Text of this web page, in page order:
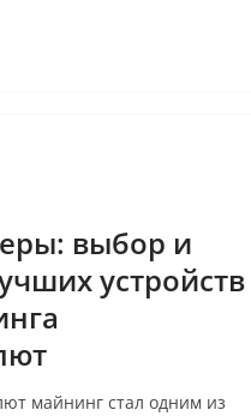
выбор и
устройств
майнинг стал одним из